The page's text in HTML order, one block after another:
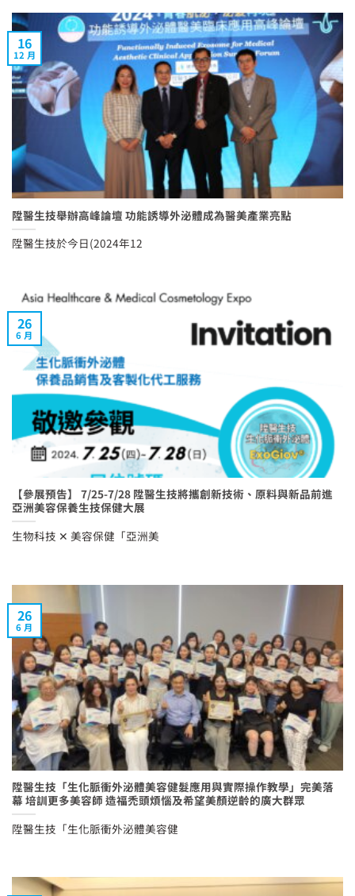
陞醫生技舉辦高峰論壇 功能誘導外泌體成為醫美產業亮點
陞醫生技於今日(2024年12
16
12 月
【參展預告】 7/25-7/28 陞醫生技將攜創新技術、原料與新品前進
亞洲美容保養生技保健大展
生物科技 ✕ 美容保健「亞洲美
26
6 月
陞醫生技「生化脈衝外泌體美容健髮應用與實際操作教學」完美落
幕 培訓更多美容師 造福禿頭煩惱及希望美顏逆齡的廣大群眾
陞醫生技「生化脈衝外泌體美容健
26
6 月